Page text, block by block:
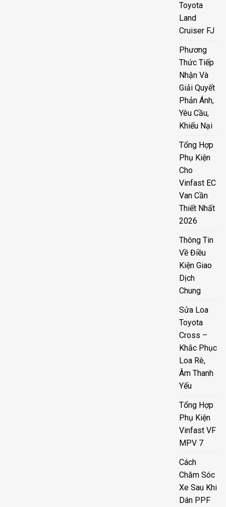
Toyota
Land
Cruiser FJ
Phương
Thức Tiếp
Nhận Và
Giải Quyết
Phản Ánh,
Yêu Cầu,
Khiếu Nại
Tổng Hợp
Phụ Kiện
Cho
Vinfast EC
Van Cần
Thiết Nhất
2026
Thông Tin
Về Điều
Kiện Giao
Dịch
Chung
Sửa Loa
Toyota
Cross –
Khắc Phục
Loa Rè,
Âm Thanh
Yếu
Tổng Hợp
Phụ Kiện
Vinfast VF
MPV 7
Cách
Chăm Sóc
Xe Sau Khi
Dán PPF